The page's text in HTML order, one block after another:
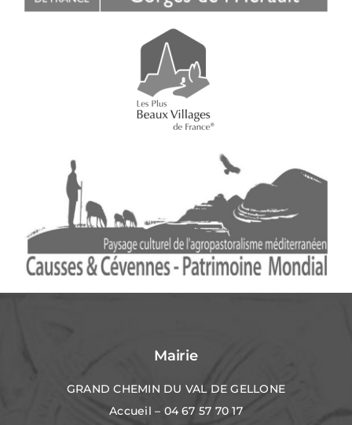
Mairie
GRAND CHEMIN DU VAL DE GELLONE
Accueil – 04 67 57 70 17